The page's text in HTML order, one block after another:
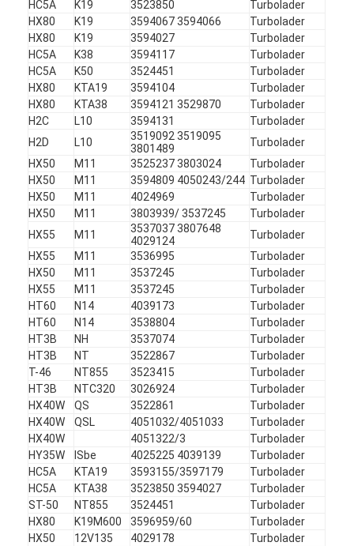
Maschinen-Nockenwelle
Maschine Pleuelstange
Maschinen-Schwinghebel
Automotor-Ventile
Zylinderkopf-Reparaturen
KURBELWELLEN-FLASCHENZUG
Zylinderkopfdichtung
Auto Turbolader
Auto-Lenkpumpe
Kraftfahrzeugmotor-Teile
Motorventil-Klopf
HC5A K19 3523850
Turbolader
HX80
K19 3594067 3594066
Turbolader
HX80
K19 3594027
Turbolader
HC5A
K38 3594117
Turbolader
HC5A
K50 3524451
Turbolader
HX80
KTA19 3594104
Turbolader
HX80
KTA38 3594121 3529870
Turbolader
H2C
L10 3594131
Turbolader
H2D
L10
3519092 3519095
3801489
Turbolader
HX50
M11 3525237 3803024
Turbolader
HX50
M11 3594809 4050243/244 Turbolader
HX50
M11 4024969
Turbolader
HX50
M11 3803939/ 3537245
Turbolader
HX55
M11
3537037 3807648
4029124
Turbolader
HX55
M11 3536995
Turbolader
HX50
M11 3537245
Turbolader
HX55
M11 3537245
Turbolader
HT60
N14 4039173
Turbolader
HT60
N14 3538804
Turbolader
HT3B
NH 3537074
Turbolader
HT3B
NT 3522867
Turbolader
T-46
NT855 3523415
Turbolader
HT3B
NTC320 3026924
Turbolader
HX40W
QS 3522861
Turbolader
HX40W
QSL 4051032/4051033
Turbolader
HX40W
4051322/3
Turbolader
HY35W
ISbe 4025225 4039139
Turbolader
HC5A
KTA19 3593155/3597179
Turbolader
HC5A
KTA38 3523850 3594027
Turbolader
ST-50
NT855 3524451
Turbolader
HX80
K19M600 3596959/60
Turbolader
HX50
12V135 4029178
Turbolader